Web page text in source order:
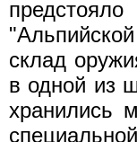
склад
в одной из
хранились